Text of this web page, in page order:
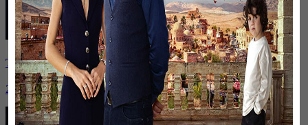
Таразда ТЭЦ қызметкерлері жалақы көтеруді талап етті
26 января, 19:36